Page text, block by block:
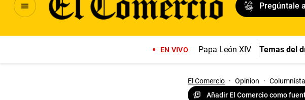
Pregúntale
EN VIVO Papa León XIV Temas del
El Comercio · Opinion ·
Añadir El Comercio como